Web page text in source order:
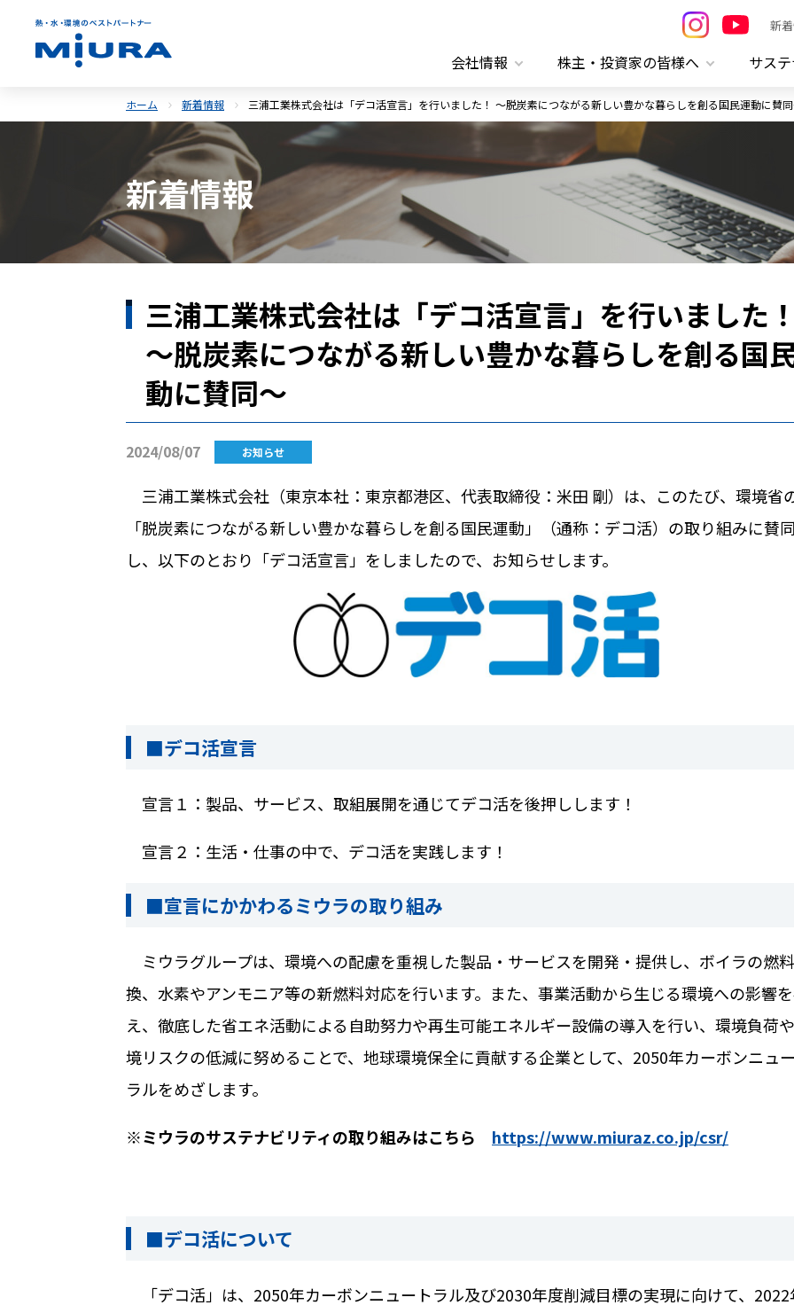
新
会社情報 株主・投資家の皆様へ サス
ホーム 新着情報 三浦工業株式会社は「デコ活宣言」を行いました！ ～脱炭素につながる新しい豊かな暮らしを創る国民運動に賛
新着情報
三浦工業株式会社は「デコ活宣言」を行いました！
～脱炭素につながる新しい豊かな暮らしを創る国
動に賛同～
2024/08/07 お知らせ
三浦工業株式会社（東京本社：東京都港区、代表取締役：米田 剛）は、このたび、環境省
「脱炭素につながる新しい豊かな暮らしを創る国民運動」（通称：デコ活）の取り組みに賛同
し、以下のとおり「デコ活宣言」をしましたので、お知らせします。
■デコ活宣言
宣⾔１：製品、サービス、取組展開を通じてデコ活を後押しします！
宣⾔２：⽣活・仕事の中で、デコ活を実践します！
■宣言にかかわるミウラの取り組み
ミウラグループは、環境への配慮を重視した製品・サービスを開発・提供し、ボイラの燃
換、水素やアンモニア等の新燃料対応を行います。また、事業活動から生じる環境への影響
え、徹底した省エネ活動による自助努力や再生可能エネルギー設備の導入を行い、環境負荷
境リスクの低減に努めることで、地球環境保全に貢献する企業として、 2050年カーボンニュ
ラルをめざします。
※ミウラのサステナビリティの取り組みはこちら https://www.miuraz.co.jp/csr/
■デコ活について
「デコ活」は、 2050年カーボンニュートラル及び2030年度削減目標の実現に向けて、 2022